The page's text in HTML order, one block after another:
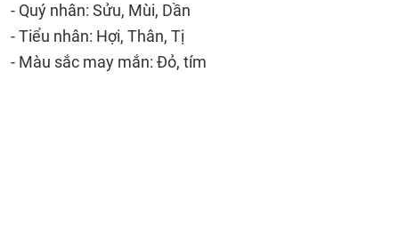
- Quý nhân: Sửu, Mùi, Dần
- Tiểu nhân: Hợi, Thân, Tị
- Màu sắc may mắn: Đỏ, tím